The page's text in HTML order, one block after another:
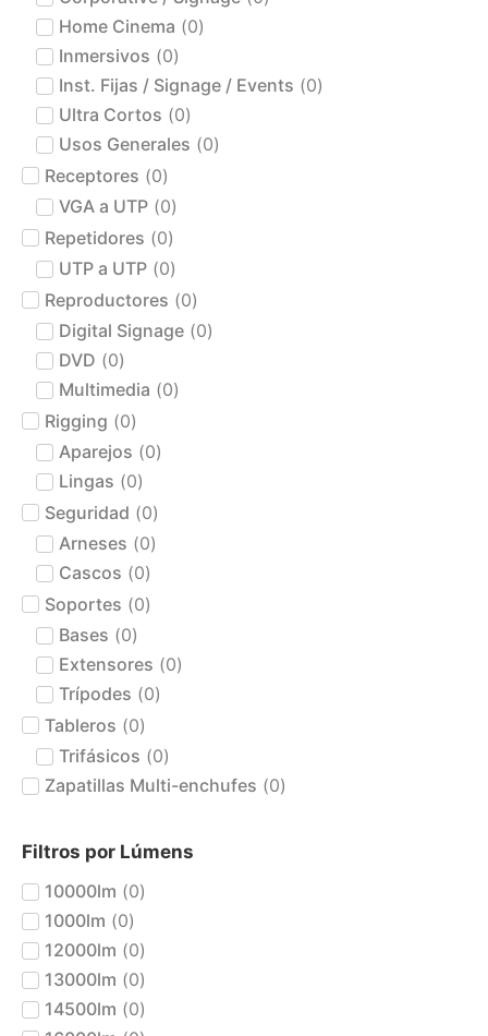
Home Cinema (0)
Inmersivos (0)
Inst. Fijas / Signage / Events (0)
Ultra Cortos (0)
Usos Generales (0)
Receptores (0)
VGA a UTP (0)
Repetidores (0)
UTP a UTP (0)
Reproductores (0)
Digital Signage (0)
DVD (0)
Multimedia (0)
Rigging (0)
Aparejos (0)
Lingas (0)
Seguridad (0)
Arneses (0)
Cascos (0)
Soportes (0)
Bases (0)
Extensores (0)
Trípodes (0)
Tableros (0)
Trifásicos (0)
Zapatillas Multi-enchufes (0)
Filtros por Lúmens
10000lm (0)
1000lm (0)
12000lm (0)
13000lm (0)
14500lm (0)